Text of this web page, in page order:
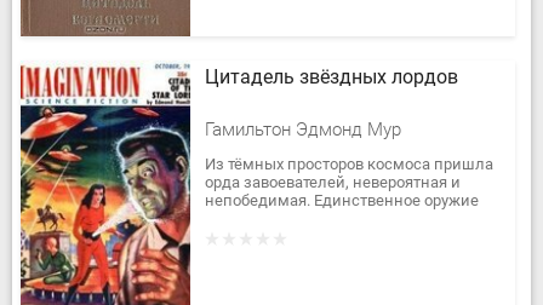
Цитадель звёздных лордов
Гамильтон Эдмонд Мур
Из тёмных просторов космоса пришла
орда завоевателей, невероятная и
непобедимая. Единственное оружие